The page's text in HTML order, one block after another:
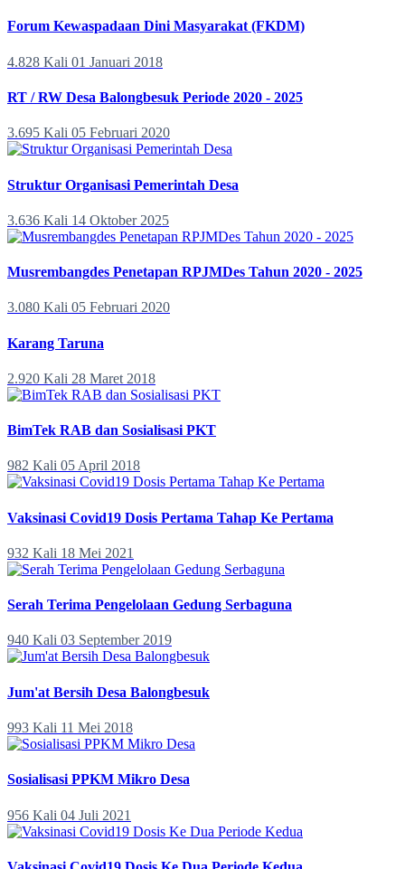
Forum Kewaspadaan Dini Masyarakat (FKDM)
4.828 Kali 01 Januari 2018
RT / RW Desa Balongbesuk Periode 2020 - 2025
3.695 Kali 05 Februari 2020
Struktur Organisasi Pemerintah Desa
3.636 Kali 14 Oktober 2025
Musrembangdes Penetapan RPJMDes Tahun 2020 - 2025
3.080 Kali 05 Februari 2020
Karang Taruna
2.920 Kali 28 Maret 2018
BimTek RAB dan Sosialisasi PKT
982 Kali 05 April 2018
Vaksinasi Covid19 Dosis Pertama Tahap Ke Pertama
932 Kali 18 Mei 2021
Serah Terima Pengelolaan Gedung Serbaguna
940 Kali 03 September 2019
Jum'at Bersih Desa Balongbesuk
993 Kali 11 Mei 2018
Sosialisasi PPKM Mikro Desa
956 Kali 04 Juli 2021